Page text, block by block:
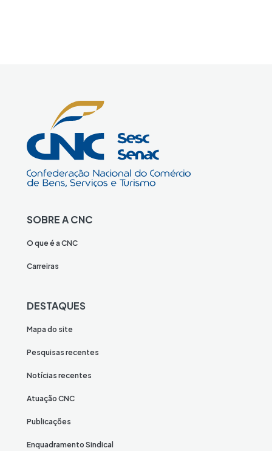
SOBRE A CNC
O que é a CNC
Carreiras
DESTAQUES
Mapa do site
Pesquisas recentes
Notícias recentes
Atuação CNC
Publicações
Enquadramento Sindical